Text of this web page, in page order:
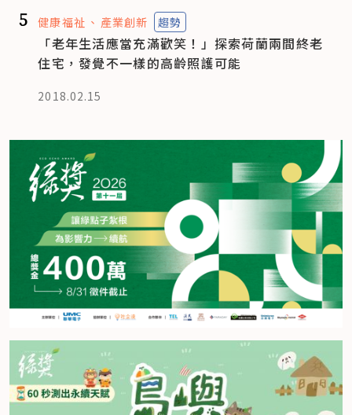
5 健康福祉 產業創新 趨勢
「老年生活應當充滿歡笑！」探索荷蘭兩間終老
住宅，發覺不一樣的高齡照護可能
2018.02.15